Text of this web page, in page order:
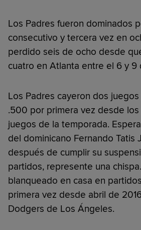
Los Padres fueron dominados
consecutivo y tercera vez en
perdido seis de ocho desde
cuatro en Atlanta entre el 6 y 9
Los Padres cayeron dos
.500 por primera vez desde
juegos de la temporada.
del dominicano Fernando Tatis
después de cumplir su
partidos, represente una
blanqueado en casa en
primera vez desde abril de
Dodgers de Los Ángeles.